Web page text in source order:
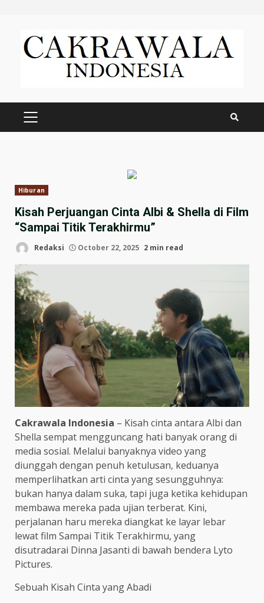
content
PRIMARY
Hiburan
Kisah Perjuangan Cinta Albi & Shella di Film
“Sampai Titik Terakhirmu”
Redaksi October 22, 2025 2 min read
Cakrawala Indonesia – Kisah cinta antara Albi dan
Shella sempat mengguncang hati banyak orang di
media sosial. Melalui banyaknya video yang
diunggah dengan penuh ketulusan, keduanya
memperlihatkan arti cinta yang sesungguhnya:
bukan hanya dalam suka, tapi juga ketika kehidupan
membawa mereka pada ujian terberat. Kini,
perjalanan haru mereka diangkat ke layar lebar
lewat film Sampai Titik Terakhirmu, yang
disutradarai Dinna Jasanti di bawah bendera Lyto
Pictures.
Sebuah Kisah Cinta yang Abadi